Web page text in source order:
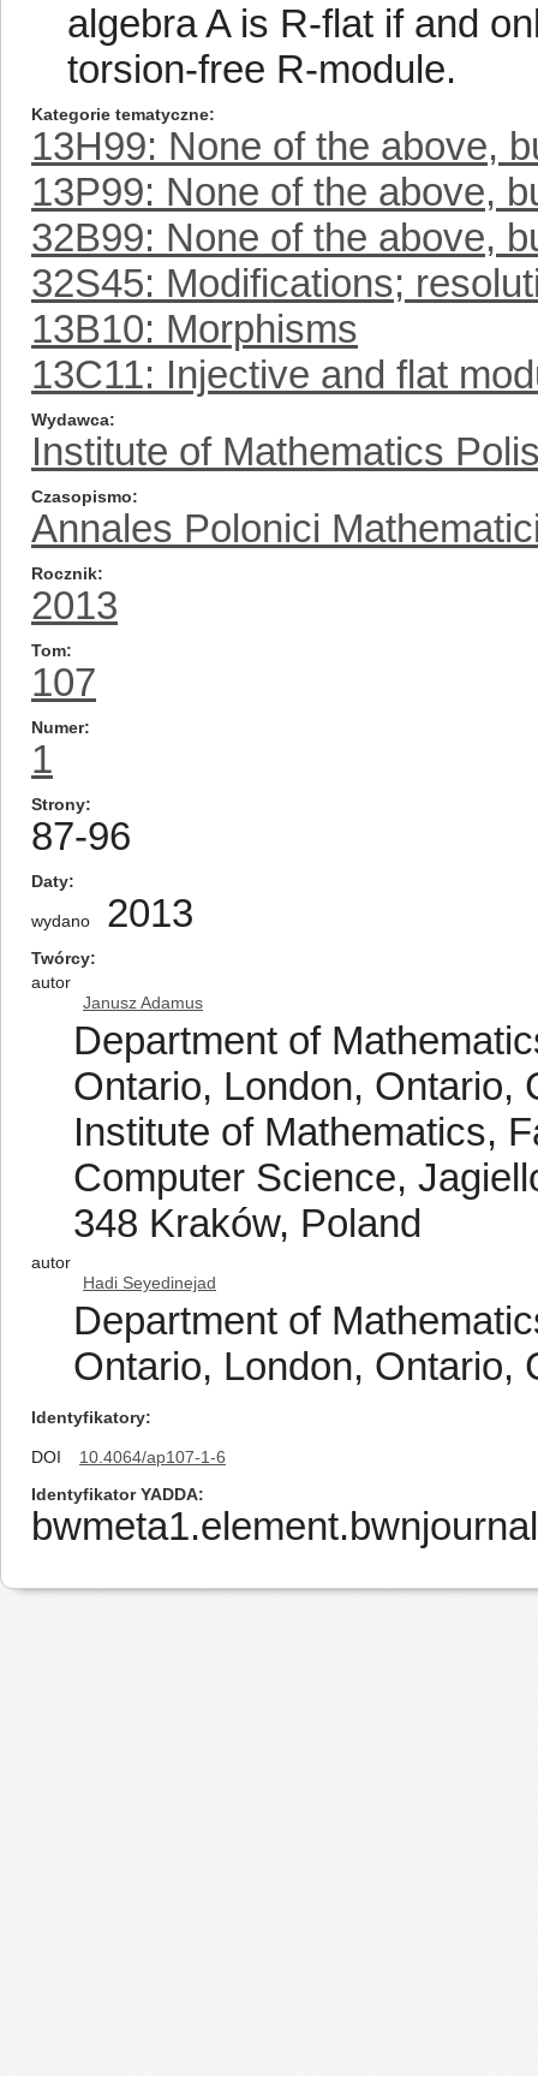
algebra A is R-flat if and
torsion-free R-module.
Kategorie tematyczne
13H99: None of the above,
13P99: None of the above,
32B99: None of the above,
32S45: Modifications;
13B10: Morphisms
13C11: Injective and flat
Wydawca
Institute of Mathematics
Czasopismo
Annales Polonici
Rocznik
2013
Tom
107
Numer
1
Strony
87-96
Daty
wydano 2013
Twórcy
autor
Janusz Adamus
Department of
Ontario, London, Ontario,
Institute of Mathematics,
Computer Science,
348 Kraków, Poland
autor
Hadi Seyedinejad
Department of
Ontario, London, Ontario,
Identyfikatory
DOI
10.4064/ap107-1-6
Identyfikator YADDA